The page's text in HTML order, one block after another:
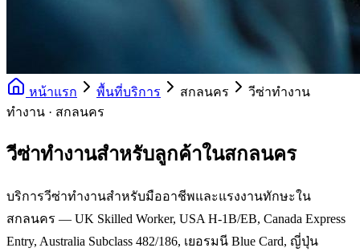
หน้าแรก พื้นที่บริการ สกลนคร
วีซ่าทำงาน
ทำงาน · สกลนคร
วีซ่าทำงานสำหรับลูกค้าในสกลนคร
บริการวีซ่าทำงานสำหรับมืออาชีพและแรงงานทักษะใน
สกลนคร — UK Skilled Worker, USA H-1B/EB, Canada Express
Entry, Australia Subclass 482/186, เยอรมนี Blue Card, ญี่ปุ่น